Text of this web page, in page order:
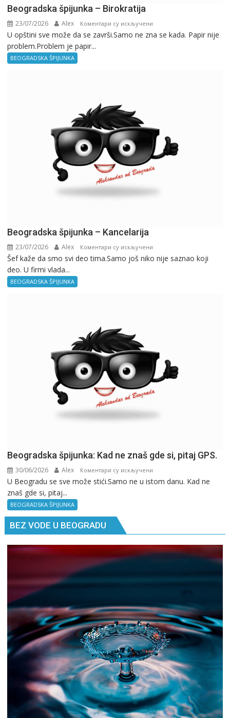
Beogradska špijunka – Birokratija
23/07/2026 Alex Коментари су искључени
Beogradska
U opštini sve može da se završi.Samo ne zna se kada. Papir nije
problem.Problem je papir...
BEOGRADSKA ŠPIJUNKA
Beogradska špijunka – Kancelarija
23/07/2026 Alex Коментари су искључени
Beogradska
Šef kaže da smo svi deo tima.Samo još niko nije saznao koji
deo. U firmi vlada...
BEOGRADSKA ŠPIJUNKA
Beogradska špijunka: Kad ne znaš gde si, pitaj GPS.
30/06/2026 Alex Коментари су искључени
Beogradska
si,
U Beogradu se sve može stići.Samo ne u istom danu. Kad ne
znaš gde si, pitaj...
BEOGRADSKA ŠPIJUNKA
BEZ VODE U BEOGRADU